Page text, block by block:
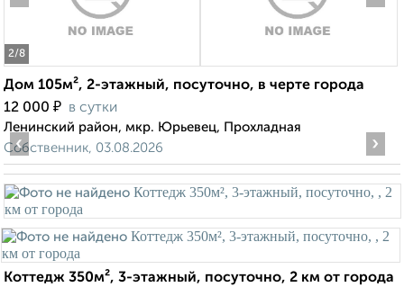
2/8
Дом 105м², 2-этажный, посуточно, в черте города
12 000 ₽ в сутки
Ленинский район, мкр. Юрьевец, Прохладная
Собственник, 03.08.2026
‹ ›
Коттедж 350м², 3-этажный, посуточно, 2 км от города